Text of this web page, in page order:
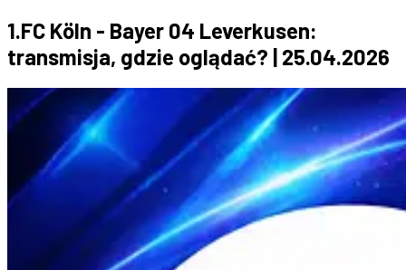
1.FC Köln - Bayer 04 Leverkusen:
transmisja, gdzie oglądać? | 25.04.2026